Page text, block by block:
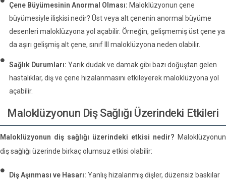
Çene Büyümesinin Anormal Olması: Maloklüzyonun çene
büyümesiyle ilişkisi nedir? Üst veya alt çenenin anormal büyüme
desenleri maloklüzyona yol açabilir. Örneğin, gelişmemiş üst çene ya
da aşırı gelişmiş alt çene, sınıf III maloklüzyona neden olabilir.
Sağlık Durumları: Yarık dudak ve damak gibi bazı doğuştan gelen
hastalıklar, diş ve çene hizalanmasını etkileyerek maloklüzyona yol
açabilir.
Maloklüzyonun Diş Sağlığı Üzerindeki Etkileri
Maloklüzyonun diş sağlığı üzerindeki etkisi nedir? Maloklüzyonun
diş sağlığı üzerinde birkaç olumsuz etkisi olabilir:
Diş Aşınması ve Hasarı: Yanlış hizalanmış dişler, düzensiz baskılar